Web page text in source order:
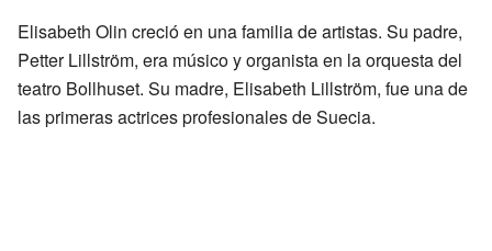
Elisabeth Olin creció en una familia de artistas. Su padre,
Petter Lillström, era músico y organista en la orquesta del
teatro Bollhuset. Su madre, Elisabeth Lillström, fue una de
las primeras actrices profesionales de Suecia.